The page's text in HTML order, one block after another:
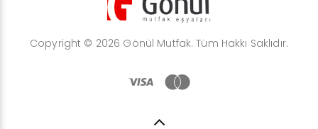
Copyright © 2026 Gönül Mutfak. Tüm Hakkı Saklıdır.